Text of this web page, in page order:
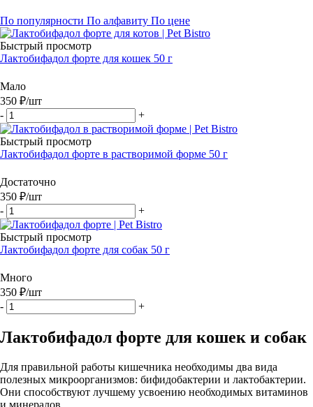
По популярности По алфавиту По цене
Быстрый просмотр
Лактобифадол форте для кошек 50 г
Мало
350 ₽/шт
-
+
Быстрый просмотр
Лактобифадол форте в растворимой форме 50 г
Достаточно
350 ₽/шт
-
+
Быстрый просмотр
Лактобифадол форте для собак 50 г
Много
350 ₽/шт
-
+
Лактобифадол форте для кошек и собак
Для правильной работы кишечника необходимы два вида
полезных микроорганизмов: бифидобактерии и лактобактерии.
Они способствуют лучшему усвоению необходимых витаминов
и минералов.